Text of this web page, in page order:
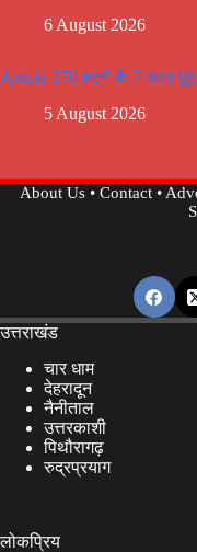
6 August 2026
Article 370 हटने के 7 साल पूरे,
5 August 2026
About Us• Contact•
उत्तराखंड
चार धाम
देहरादून
नैनीताल
उत्तरकाशी
पिथौरागढ़
रुद्रप्रयाग
लोकप्रिय